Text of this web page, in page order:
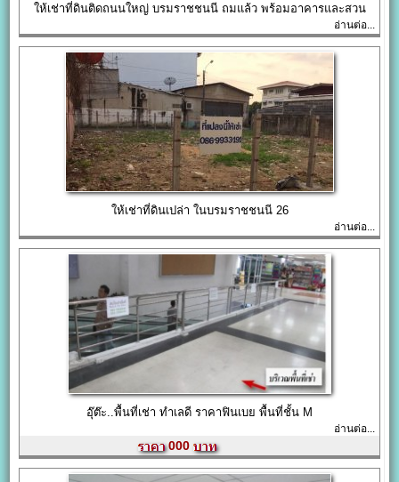
ให้เช่าที่ดินติดถนนใหญ่ บรมราชชนนี ถมแล้ว พร้อมอาคารและสวน
อ่านต่อ...
ให้เช่าที่ดินเปล่า ในบรมราชชนนี 26
อ่านต่อ...
อุ๊ต๊ะ..พื้นที่เช่า ทำเลดี ราคาฟินเบย พื้นที่ชั้น M
อ่านต่อ...
000